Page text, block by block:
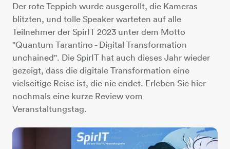
Der rote Teppich wurde ausgerollt, die Kameras
blitzten, und tolle Speaker warteten auf alle
Teilnehmer der SpirIT 2023 unter dem Motto
"Quantum Tarantino - Digital Transformation
unchained". Die SpirIT hat auch dieses Jahr wieder
gezeigt, dass die digitale Transformation eine
vielseitige Reise ist, die nie endet. Erleben Sie hier
nochmals eine kurze Review vom
Veranstaltungstag.